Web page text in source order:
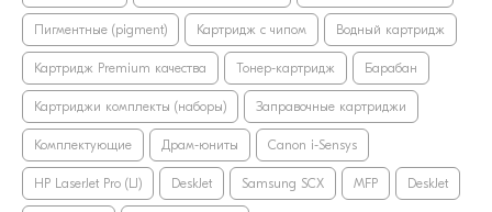
Пигментные (pigment) Картридж с чипом Водный картридж
Картридж Premium качества Тонер-картридж Барабан
Картриджи комплекты (наборы) Заправочные картриджи
Комплектующие Драм-юниты Canon i-Sensys
HP LaserJet Pro (LJ) DeskJet Samsung SCX MFP DeskJet